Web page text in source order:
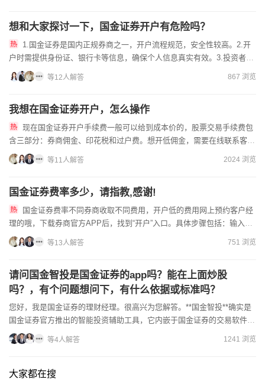
想和大家探讨一下，国金证券开户有危险吗？
户时需提供身份证、银行卡等信息，确保个人信息真实有效。3.投资者应
选择正规渠道开户，避免被不法分子利用。担心开户风险？扫...
等12人解答 867 浏览
我想在国金证券开户，怎么操作
含三部分：券商佣金、印花税和过户费。想开低佣金，需要在线联系客户
经理降低您的佣金费率，开户操作很简单，年满十八周岁即可在线办...
等11人解答 2024 浏览
国金证券费率多少，请指教,感谢!
理的哦，下载券商官方APP后，找到“开户”入口。具体步骤包括：输入手
机号获取验证码登录；上传身份证正反面照片，系统会自动识别...
等13人解答 751 浏览
请问国金智投是国金证券的app吗？能在上面炒股
吗？，有个问题想问下，有什么依据或标准吗？
您好，我是国金证券的理财经理。很高兴为您解答。**国金智投**确实是
国金证券官方推出的智能投资辅助工具，它内嵌于国金证券的交易软件
（如佣金宝APP）中，作为一项核心功能模块，为投资者提...
等4人解答 1241 浏览
大家都在搜